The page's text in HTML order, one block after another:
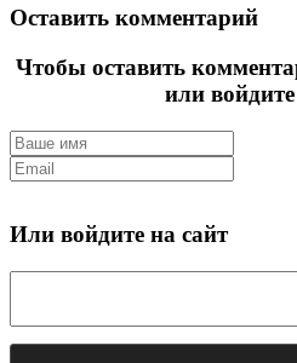
Оставить комментарий
Чтобы оставить
или
Или войдите на сайт